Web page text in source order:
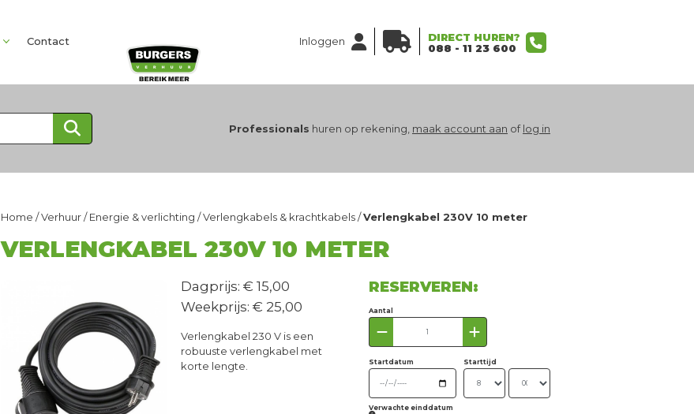
Contact Inloggen
DIRECT HUREN?
088 - 11 23 600
Professionals huren op rekening, maak account aan oflog in
Home /Verhuur/Energie & verlichting /Verlengkabels & krachtkabels/Verlengkabel 230V 10 meter
VERLENGKABEL 230V 10 METER
Dagprijs: € 15,00
Weekprijs: € 25,00
Verlengkabel 230 V is een
robuuste verlengkabel met
korte lengte.
RESERVEREN:
Aantal
Startdatum Starttijd
Verwachte einddatum